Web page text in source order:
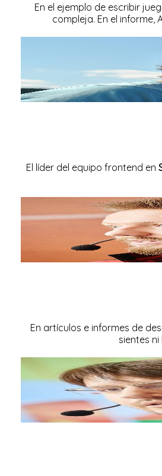
En el ejemplo de escribir
compleja. En el
El líder del equipo frontend en
En artículos e informes de
sientes